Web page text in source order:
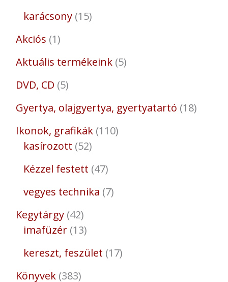
karácsony 15
Akciós 1
Aktuális termékeink 5
DVD, CD 5
Gyertya, olajgyertya, gyertyatartó 18
Ikonok, grafikák 110
kasírozott 52
Kézzel festett 47
vegyes technika 7
Kegytárgy 42
imafüzér 13
kereszt, feszület 17
Könyvek 383